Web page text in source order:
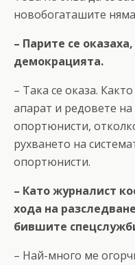
новобогаташите
– Парите се
демокрацията.
– Така се оказа.
апарат и редовете
опортюнисти,
рухването на
опортюнисти.
– Като журналист
хода на
бившите
– Най-много ме